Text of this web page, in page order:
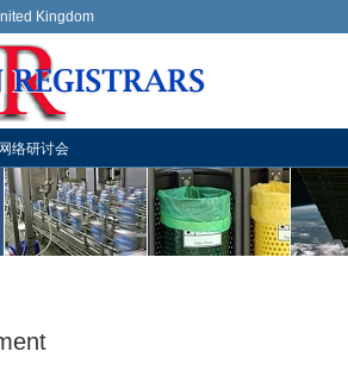
Kingdom
络研讨会